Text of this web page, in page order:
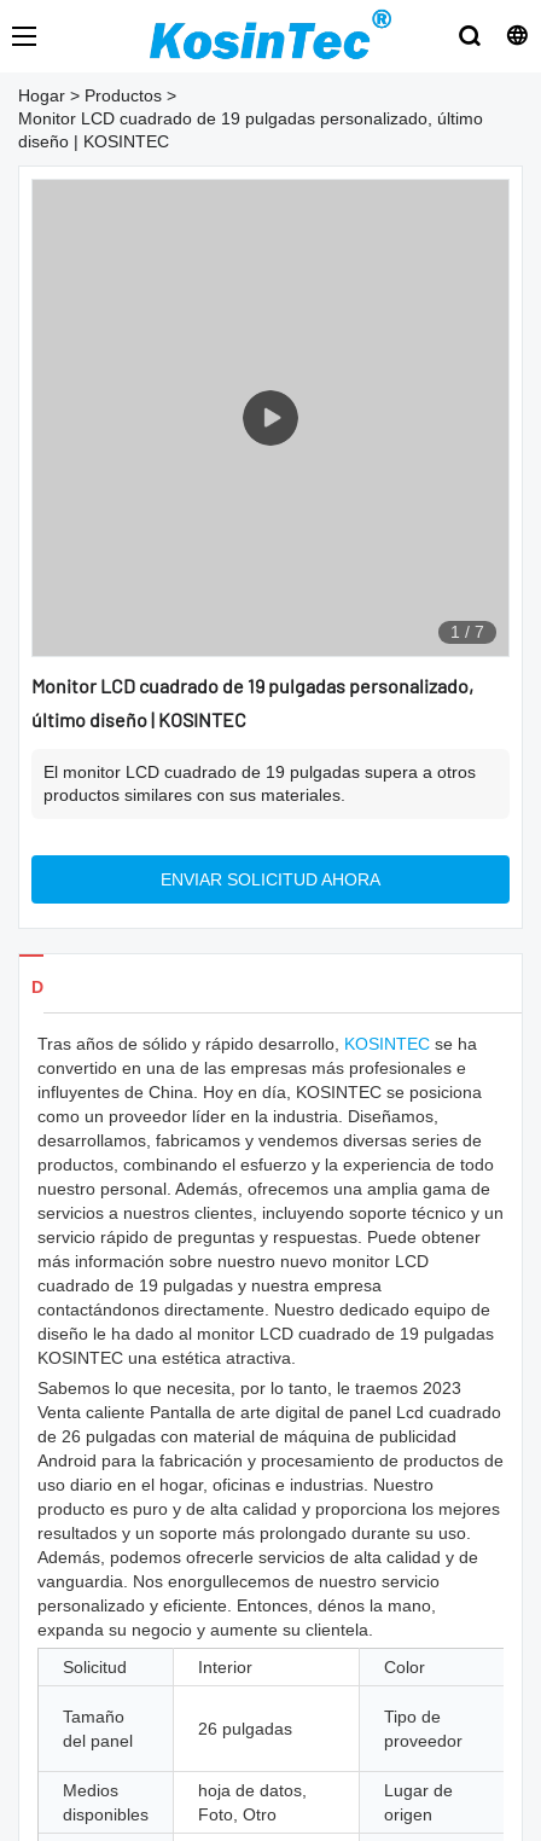
Hogar > Productos >
Monitor LCD cuadrado de 19 pulgadas personalizado, último
diseño | KOSINTEC
1 / 7
Monitor LCD cuadrado de 19 pulgadas personalizado,
último diseño | KOSINTEC
El monitor LCD cuadrado de 19 pulgadas supera a otros
productos similares con sus materiales.
ENVIAR SOLICITUD AHORA
Detalles de los productos
Tras años de sólido y rápido desarrollo, KOSINTEC se ha
convertido en una de las empresas más profesionales e
influyentes de China. Hoy en día, KOSINTEC se posiciona
como un proveedor líder en la industria. Diseñamos,
desarrollamos, fabricamos y vendemos diversas series de
productos, combinando el esfuerzo y la experiencia de todo
nuestro personal. Además, ofrecemos una amplia gama de
servicios a nuestros clientes, incluyendo soporte técnico y un
servicio rápido de preguntas y respuestas. Puede obtener
más información sobre nuestro nuevo monitor LCD
cuadrado de 19 pulgadas y nuestra empresa
contactándonos directamente. Nuestro dedicado equipo de
diseño le ha dado al monitor LCD cuadrado de 19 pulgadas
KOSINTEC una estética atractiva.
Sabemos lo que necesita, por lo tanto, le traemos 2023
Venta caliente Pantalla de arte digital de panel Lcd cuadrado
de 26 pulgadas con material de máquina de publicidad
Android para la fabricación y procesamiento de productos de
uso diario en el hogar, oficinas e industrias. Nuestro
producto es puro y de alta calidad y proporciona los mejores
resultados y un soporte más prolongado durante su uso.
Además, podemos ofrecerle servicios de alta calidad y de
vanguardia. Nos enorgullecemos de nuestro servicio
personalizado y eficiente. Entonces, dénos la mano,
expanda su negocio y aumente su clientela.
Solicitud
Interior Color
Tamaño
del panel
26 pulgadas
Tipo de
proveedor
Medios
disponibles
hoja de datos,
Foto, Otro
Lugar de
origen